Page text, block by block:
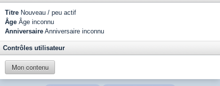
Titre Nouveau / peu actif
Âge Âge inconnu
Anniversaire Anniversaire inconnu
Contrôles utilisateur
Mon contenu